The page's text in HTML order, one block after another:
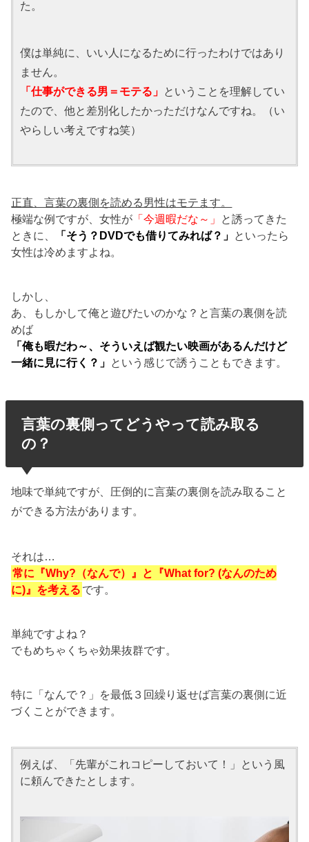
た。
僕は単純に、いい人になるために行ったわけではあり
ません。
「仕事ができる男＝モテる」 ということを理解してい
たので、他と差別化したかっただけなんですね。（い
やらしい考えですね笑）
正直、言葉の裏側を読める男性はモテます。
極端な例ですが、女性が 「今週暇だな～」 と誘ってきた
ときに、
「そう？DVDでも借りてみれば？」 といったら
女性は冷めますよね。
しかし、
あ、もしかして俺と遊びたいのかな？と言葉の裏側を読
めば
「俺も暇だわ～、そういえば観たい映画があるんだけど
一緒に見に行く？」 という感じで誘うこともできます。
言葉の裏側ってどうやって読み取る
の？
地味で単純ですが、圧倒的に言葉の裏側を読み取ること
ができる方法があります。
それは…
常に『Why?（なんで）』と『What for? (なんのため
に)』を考える です。
単純ですよね？
でもめちゃくちゃ効果抜群です。
特に「なんで？」を最低３回繰り返せば言葉の裏側に近
づくことができます。
例えば、「先輩がこれコピーしておいて！」という風
に頼んできたとします。